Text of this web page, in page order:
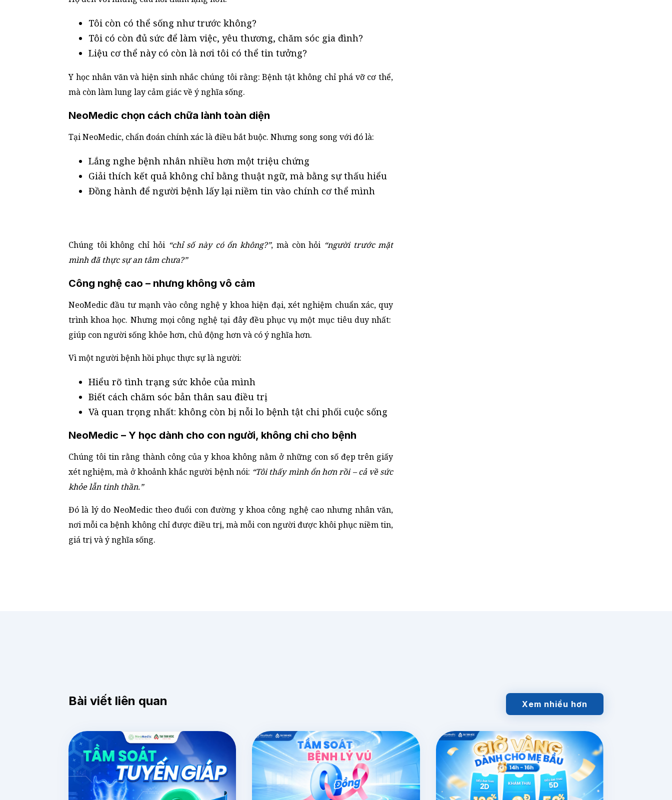
Tôi còn có thể sống như trước không?
Tôi có còn đủ sức để làm việc, yêu thương, chăm sóc gia đình?
Liệu cơ thể này có còn là nơi tôi có thể tin tưởng?
Y học nhân văn và hiện sinh nhắc chúng tôi rằng: Bệnh tật không chỉ phá vỡ cơ thể,
mà còn làm lung lay cảm giác về ý nghĩa sống.
NeoMedic chọn cách chữa lành toàn diện
Tại NeoMedic, chẩn đoán chính xác là điều bắt buộc. Nhưng song song với đó là:
Lắng nghe bệnh nhân nhiều hơn một triệu chứng
Giải thích kết quả không chỉ bằng thuật ngữ, mà bằng sự thấu hiểu
Đồng hành để người bệnh lấy lại niềm tin vào chính cơ thể mình
Chúng tôi không chỉ hỏi “chỉ số này có ổn không?”, mà còn hỏi “người trước mặt
mình đã thực sự an tâm chưa?”
Công nghệ cao – nhưng không vô cảm
NeoMedic đầu tư mạnh vào công nghệ y khoa hiện đại, xét nghiệm chuẩn xác, quy
trình khoa học. Nhưng mọi công nghệ tại đây đều phục vụ một mục tiêu duy nhất:
giúp con người sống khỏe hơn, chủ động hơn và có ý nghĩa hơn.
Vì một người bệnh hồi phục thực sự là người:
Hiểu rõ tình trạng sức khỏe của mình
Biết cách chăm sóc bản thân sau điều trị
Và quan trọng nhất: không còn bị nỗi lo bệnh tật chi phối cuộc sống
NeoMedic – Y học dành cho con người, không chỉ cho bệnh
Chúng tôi tin rằng thành công của y khoa không nằm ở những con số đẹp trên giấy
xét nghiệm, mà ở khoảnh khắc người bệnh nói: “Tôi thấy mình ổn hơn rồi – cả về sức
khỏe lẫn tinh thần.”
Đó là lý do NeoMedic theo đuổi con đường y khoa công nghệ cao nhưng nhân văn,
nơi mỗi ca bệnh không chỉ được điều trị, mà mỗi con người được khôi phục niềm tin,
giá trị và ý nghĩa sống.
Bài viết liên quan Xem nhiều hơn